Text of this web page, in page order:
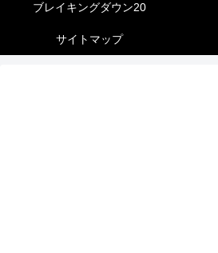
ブレイキングダウン20
サイトマップ